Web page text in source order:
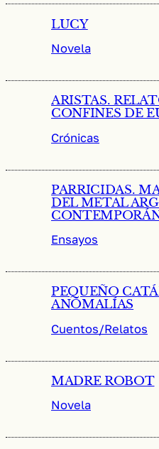
LUCY
Novela
ARISTAS.
CONFINES DE
Crónicas
PARRICIDAS.
DEL METAL
Ensayos
PEQUEÑO
ANOMALÍAS
Cuentos/Relatos
MADRE ROBOT
Novela